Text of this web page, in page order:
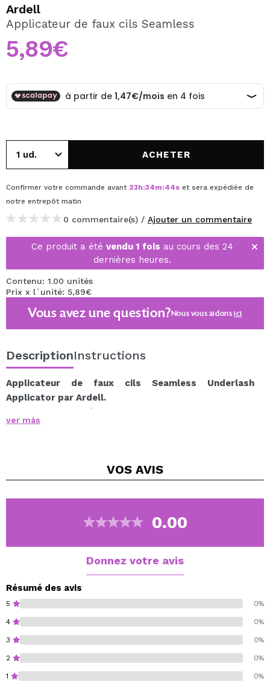
En créant un compte sur Maquibeauty.fr vous pourrez
effectuer vos achats rapidement, vérifier l'état de vos
commandes et consulter vos opérations précédentes.
CRÉER UN COMPTE
Ardell
Applicateur de faux cils Seamless
5,89€
ACHETER
Confirmer votre commande avant 23h:34m:43set sera expédiée de
notre entrepôt matin
0 commentaire(s) / Ajouter un commentaire
Ce produit a été vendu 1 fois au cours des 24
dernières heures.
Contenu: 1.00 unités
Prix x l´unité: 5,89€
Vous avez une question?Nous vous aidonsici
DescriptionInstructions
Applicateur de faux cils Seamless Underlash
Applicator par Ardell.
C'est un outil étonnant qui permet de placer
parfaitement les faux cils contre la ligne des cils.
Conçu pour être facile à utiliser, cet applicateur est
expérimentés, offrant une expérience d'application
confort de votre maison.
ver más
VOS AVIS
0.00
Donnez votre avis
Résumé des avis
5 0%
4 0%
3 0%
2 0%
1 0%